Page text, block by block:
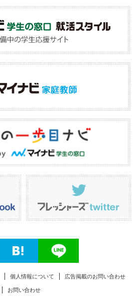
個人情報について 広告掲載のお問い合わせ
お問い合わせ